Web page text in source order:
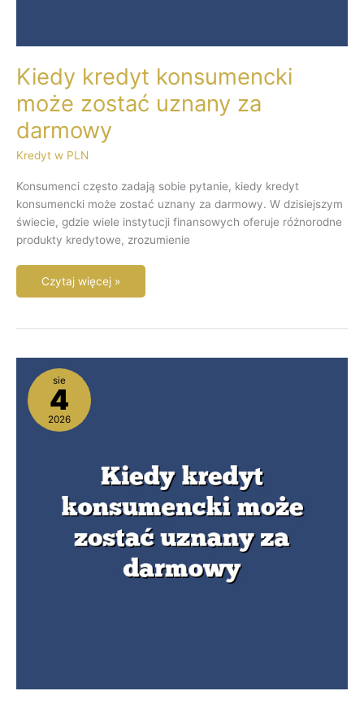
Kiedy kredyt konsumencki
może zostać uznany za
darmowy
Kredyt w PLN
Konsumenci często zadają sobie pytanie, kiedy kredyt
konsumencki może zostać uznany za darmowy. W dzisiejszym
świecie, gdzie wiele instytucji finansowych oferuje różnorodne
produkty kredytowe, zrozumienie
Czytaj więcej »
sie
4
2026
Kiedy
kredyt
konsumencki
może